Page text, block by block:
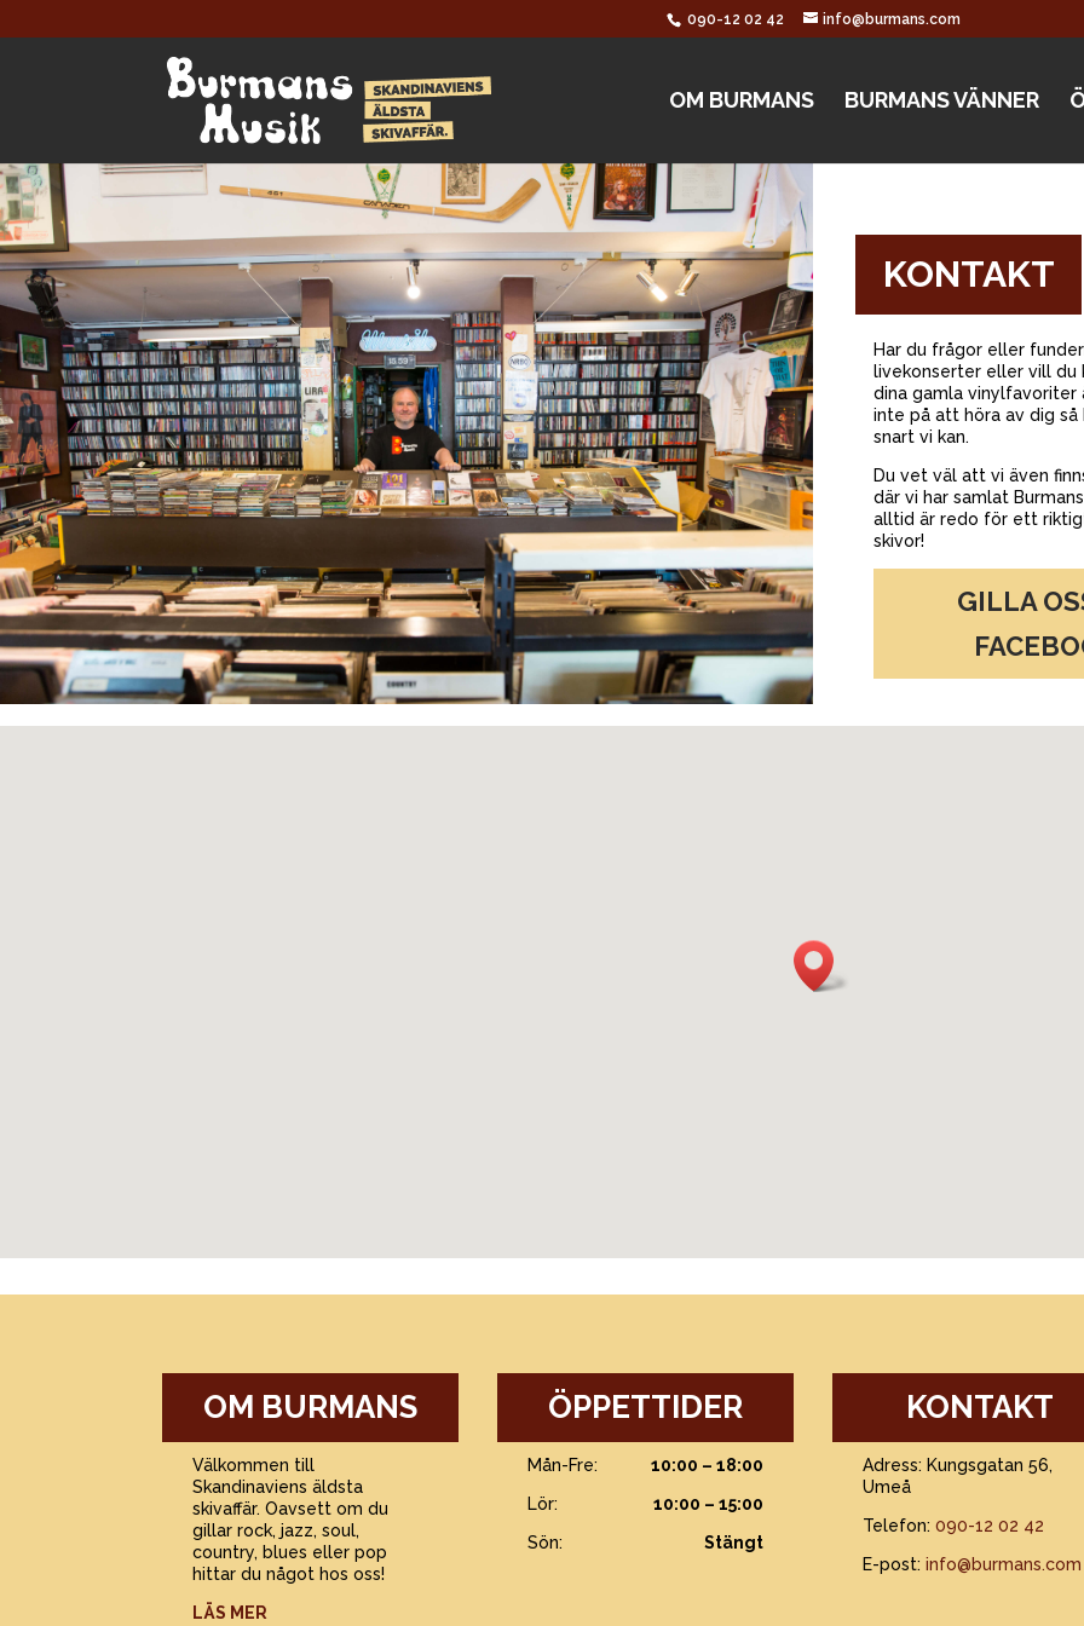
090-12 02 42 info@burmans.com
OM BURMANS BURMANS VÄNNER
KONTAKT
Har du frågor eller
livekonserter eller vill du
dina gamla vinylfavoriter
inte på att höra av dig så
snart vi kan.
Du vet väl att vi även
där vi har samlat
alltid är redo för ett
skivor!
GILLA
OM BURMANS
Välkommen till
Skandinaviens äldsta
skivaffär. Oavsett om du
gillar rock, jazz, soul,
country, blues eller pop
hittar du något hos oss!
LÄS MER
ÖPPETTIDER
Mån-Fre:
10:00 – 18:00
Lör:
10:00 – 15:00
Sön:
Stängt
KONTAKT
Adress: Kungsgatan 56,
Umeå
Telefon:090-12 02 42
E-post:info@burmans.com